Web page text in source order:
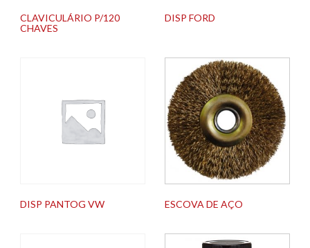
CLAVICULÁRIO P/120
CHAVES
DISP FORD
DISP PANTOG VW ESCOVA DE AÇO